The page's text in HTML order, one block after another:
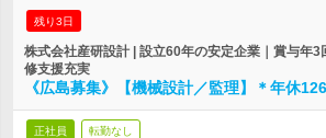
残り3日
株式会社産研設計 | 設立60年の安定企業｜賞与年
修支援充実
《広島募集》【機械設計／監理】＊年休
正社員 転勤なし